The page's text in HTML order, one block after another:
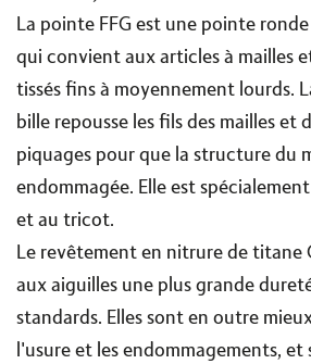
La pointe FFG est une pointe
qui convient aux articles à mailles
tissés fins à moyennement lourds.
bille repousse les fils des mailles et
piquages pour que la structure du
endommagée. Elle est
et au tricot.
Le revêtement en nitrure de titane
aux aiguilles une plus grande
standards. Elles sont en outre
l'usure et les endommagements,